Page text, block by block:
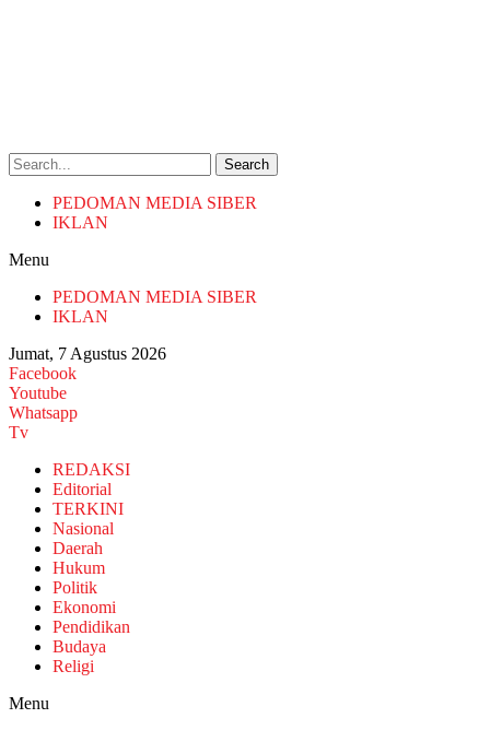
Search
PEDOMAN MEDIA SIBER
IKLAN
Menu
PEDOMAN MEDIA SIBER
IKLAN
Jumat, 7 Agustus 2026
Facebook
Youtube
Whatsapp
Tv
REDAKSI
Editorial
TERKINI
Nasional
Daerah
Hukum
Politik
Ekonomi
Pendidikan
Budaya
Religi
Menu